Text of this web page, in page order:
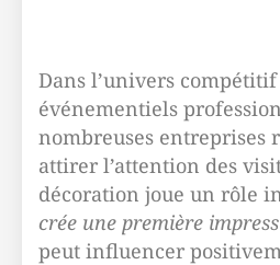
Dans l’univers compétitif
événementiels
nombreuses entreprises
attirer l’attention des
décoration joue un rôle
crée une première
peut influencer